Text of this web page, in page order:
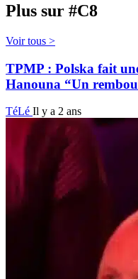
Plus sur #C8
Voir tous >
TPMP : Polska fait
Hanouna “Un
TéLé Il y a 2 ans